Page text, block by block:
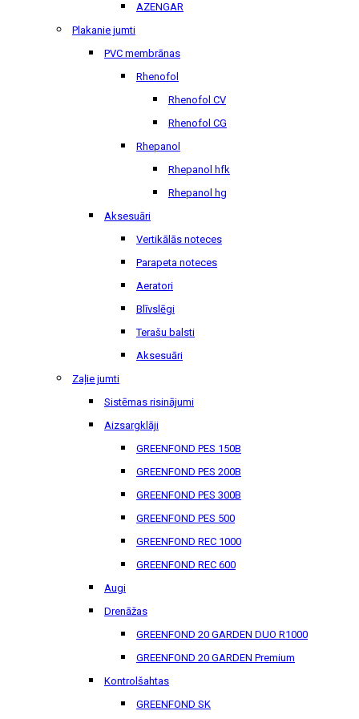
AZENGAR
Plakanie jumti
PVC membrānas
Rhenofol
Rhenofol CV
Rhenofol CG
Rhepanol
Rhepanol hfk
Rhepanol hg
Aksesuāri
Vertikālās noteces
Parapeta noteces
Aeratori
Blīvslēgi
Terašu balsti
Aksesuāri
Zaļie jumti
Sistēmas risinājumi
Aizsargklāji
GREENFOND PES 150B
GREENFOND PES 200B
GREENFOND PES 300B
GREENFOND PES 500
GREENFOND REC 1000
GREENFOND REC 600
Augi
Drenāžas
GREENFOND 20 GARDEN DUO R1000
GREENFOND 20 GARDEN Premium
Kontrolšahtas
GREENFOND SK